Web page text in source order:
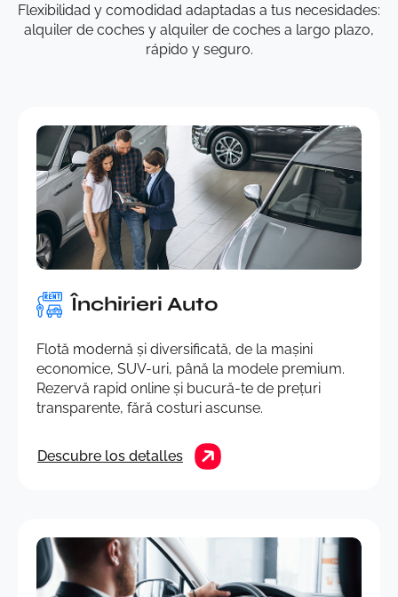
Flexibilidad y comodidad adaptadas a tus necesidades:
alquiler de coches y alquiler de coches a largo plazo,
rápido y seguro.
Închirieri Auto
Flotă modernă și diversificată, de la mașini
economice, SUV-uri, până la modele premium.
Rezervă rapid online și bucură-te de prețuri
transparente, fără costuri ascunse.
Descubre los detalles